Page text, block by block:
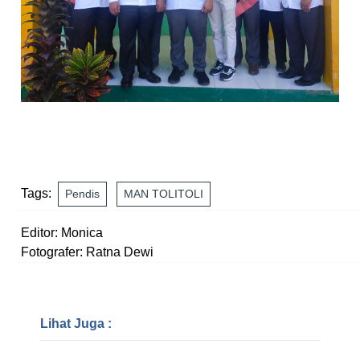
Tags: Pendis MAN TOLITOLI
Editor: Monica
Fotografer: Ratna Dewi
Lihat Juga :